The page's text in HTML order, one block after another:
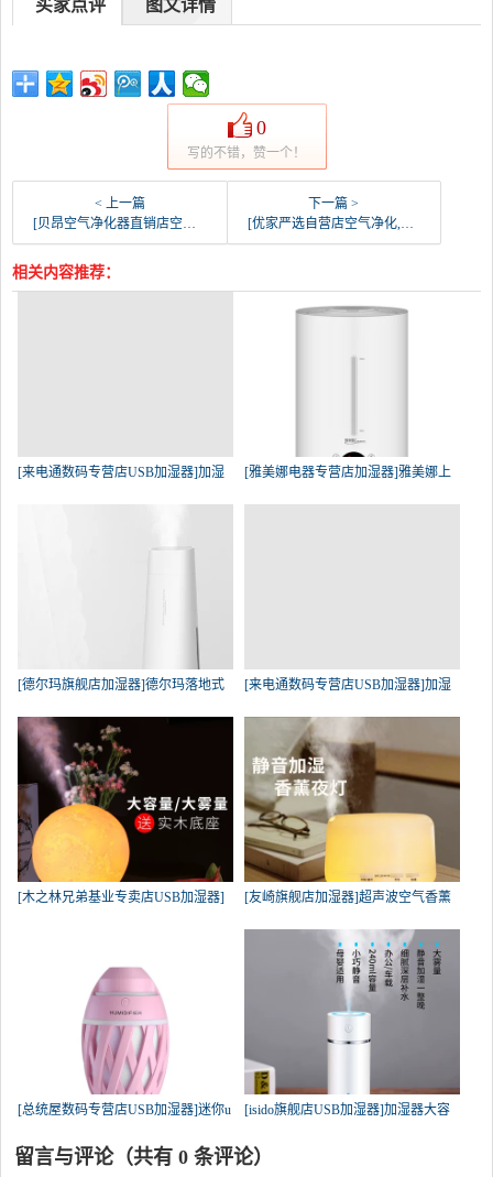
图文详情
买家点评
0
写的不错，赞一个！
< 上一篇
[贝昂空气净化器直销店空气净化,氧吧]贝昂 车载 空气净化器CZ-10T无月销量0件仅售1199元
下一篇 >
[优家严选自营店空气净化,氧吧]贝昂空气净化器无耗材X3高效去雾霾p月销量0件仅售3199元
相关内容推荐：
[来电通数码专营店USB加湿器]加湿 [雅美娜电器专营店加湿器]雅美娜上
[德尔玛旗舰店加湿器]德尔玛落地式 [来电通数码专营店USB加湿器]加湿
[木之林兄弟基业专卖店USB加湿器] [友崎旗舰店加湿器]超声波空气香薰
[总统屋数码专营店USB加湿器]迷你u [isido旗舰店USB加湿器]加湿器大容
留言与评论（共有 0 条评论）